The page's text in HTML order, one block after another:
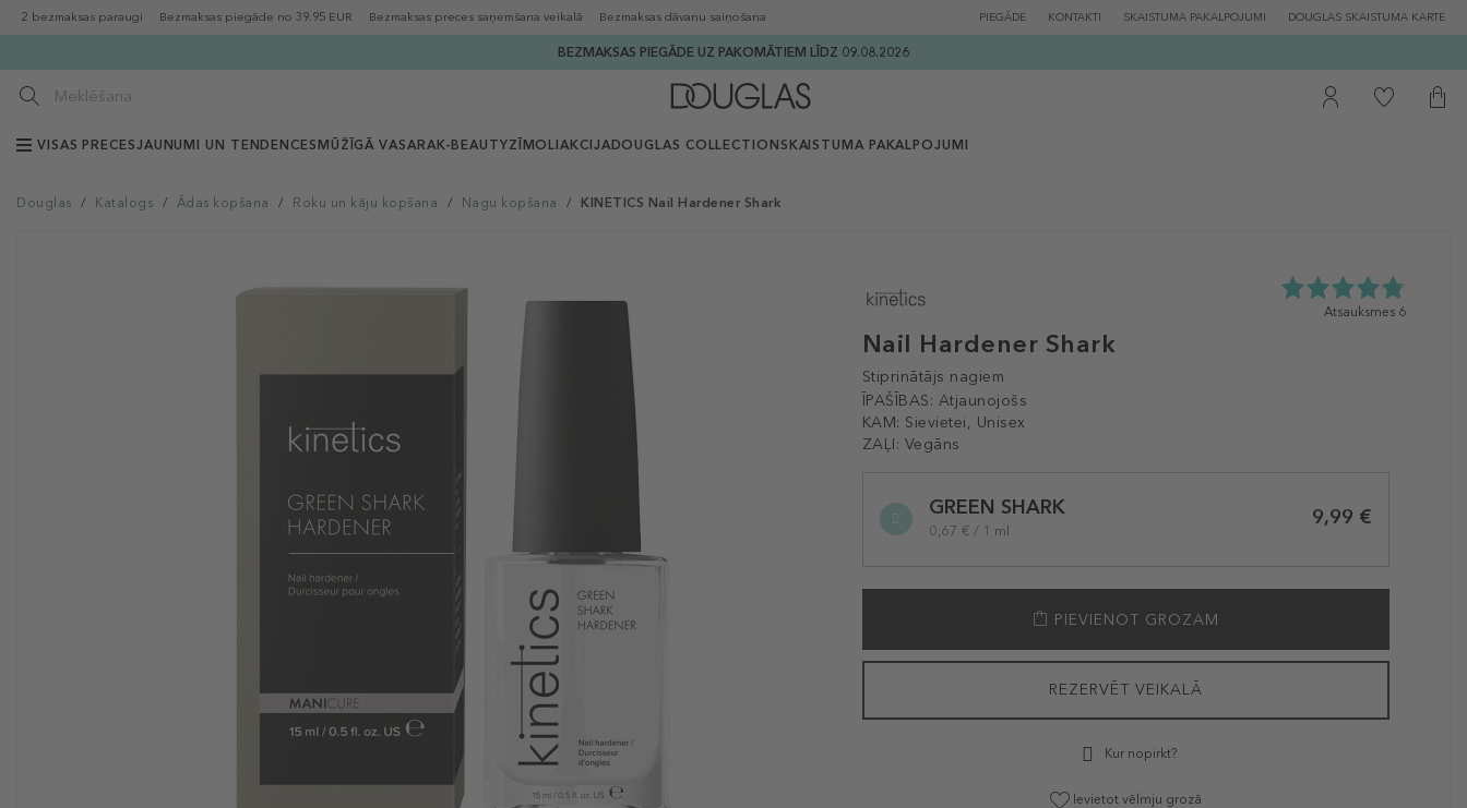
2 bezmaksas paraugi Bezmaksas piegāde no 39.95 EUR Bezmaksas preces saņemšana veikalā Bezmaksas dāvanu saiņošana PIEGĀDE KONTAKTI SKAISTUMA PAKALPOJUMI DOUGLAS SKAISTUMA KARTE
BEZMAKSAS PIEGĀDE UZ PAKOMĀTIEM LĪDZ 09.08.2026
VISAS PRECESJAUNUMI UN TENDENCES MŪŽĪGĀ VASARAK-BEAUTYZĪMOLIAKCIJADOUGLAS COLLECTION SKAISTUMA PAKALPOJUMI
Douglas / Katalogs / Ādas kopšana / Roku un kāju kopšana / Nagu kopšana / KINETICS Nail Hardener Shark
Nail Hardener Shark
Stiprinātājs nagiem
ĪPAŠĪBAS: Atjaunojošs
KAM: Sievietei, Unisex
ZAĻI: Vegāns
4.8
Atsauksmes 6
variationGREEN SHARK
0,67 € / 1 ml
9,99 €
PIEVIENOT GROZAM
REZERVĒT VEIKALĀ
Kur nopirkt?
Ievietot vēlmju grozā